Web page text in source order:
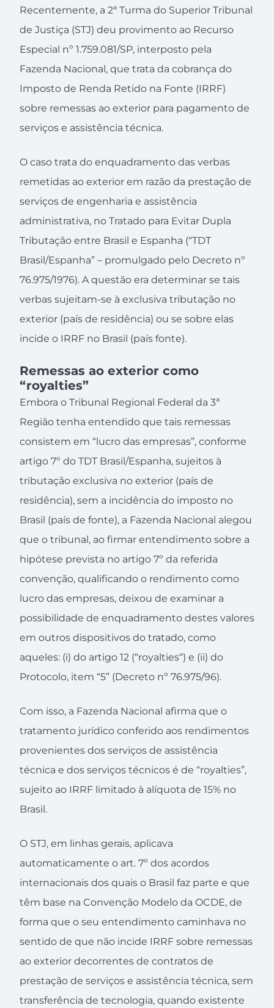
Recentemente, a 2ª Turma do Superior Tribunal
de Justiça (STJ) deu provimento ao Recurso
Especial nº 1.759.081/SP, interposto pela
Fazenda Nacional, que trata da cobrança do
Imposto de Renda Retido na Fonte (IRRF)
sobre remessas ao exterior para pagamento de
serviços e assistência técnica.
O caso trata do enquadramento das verbas
remetidas ao exterior em razão da prestação de
serviços de engenharia e assistência
administrativa, no Tratado para Evitar Dupla
Tributação entre Brasil e Espanha (“TDT
Brasil/Espanha” – promulgado pelo Decreto nº
76.975/1976). A questão era determinar se tais
verbas sujeitam-se à exclusiva tributação no
exterior (país de residência) ou se sobre elas
incide o IRRF no Brasil (país fonte).
Remessas ao exterior como
“royalties”
Embora o Tribunal Regional Federal da 3ª
Região tenha entendido que tais remessas
consistem em “lucro das empresas”, conforme
artigo 7º do TDT Brasil/Espanha, sujeitos à
tributação exclusiva no exterior (país de
residência), sem a incidência do imposto no
Brasil (país de fonte), a Fazenda Nacional alegou
que o tribunal, ao firmar entendimento sobre a
hipótese prevista no artigo 7º da referida
convenção, qualificando o rendimento como
lucro das empresas, deixou de examinar a
possibilidade de enquadramento destes valores
em outros dispositivos do tratado, como
aqueles: (i) do artigo 12 (“royalties“) e (ii) do
Protocolo, item “5” (Decreto nº 76.975/96).
Com isso, a Fazenda Nacional afirma que o
tratamento jurídico conferido aos rendimentos
provenientes dos serviços de assistência
técnica e dos serviços técnicos é de “royalties”,
sujeito ao IRRF limitado à alíquota de 15% no
Brasil.
O STJ, em linhas gerais, aplicava
automaticamente o art. 7º dos acordos
internacionais dos quais o Brasil faz parte e que
têm base na Convenção Modelo da OCDE, de
forma que o seu entendimento caminhava no
sentido de que não incide IRRF sobre remessas
ao exterior decorrentes de contratos de
prestação de serviços e assistência técnica, sem
transferência de tecnologia, quando existente